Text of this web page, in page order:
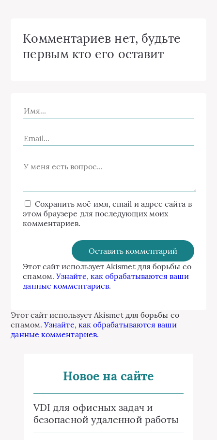
Комментариев нет, будьте
первым кто его оставит
Сохранить моё имя, email и адрес сайта в
этом браузере для последующих моих
комментариев.
Этот сайт использует Akismet для борьбы со
спамом.Узнайте, как обрабатываются ваши
данные комментариев.
Этот сайт использует Akismet для борьбы со
спамом.Узнайте, как обрабатываются ваши
данные комментариев.
Новое на сайте
VDI для офисных задач и
безопасной удаленной работы